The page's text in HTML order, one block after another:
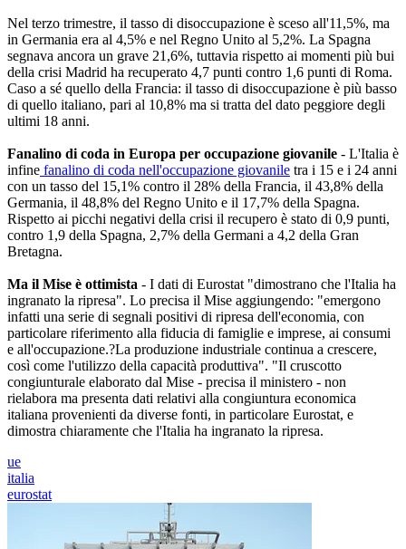
Nel terzo trimestre, il tasso di disoccupazione è sceso all'11,5%, ma
in Germania era al 4,5% e nel Regno Unito al 5,2%. La Spagna
segnava ancora un grave 21,6%, tuttavia rispetto ai momenti più bui
della crisi Madrid ha recuperato 4,7 punti contro 1,6 punti di Roma.
Caso a sé quello della Francia: il tasso di disoccupazione è più basso
di quello italiano, pari al 10,8% ma si tratta del dato peggiore degli
ultimi 18 anni.
Fanalino di coda in Europa per occupazione giovanile - L'Italia è
infine fanalino di coda nell'occupazione giovanile tra i 15 e i 24 anni
con un tasso del 15,1% contro il 28% della Francia, il 43,8% della
Germania, il 48,8% del Regno Unito e il 17,7% della Spagna.
Rispetto ai picchi negativi della crisi il recupero è stato di 0,9 punti,
contro 1,9 della Spagna, 2,7% della Germani a 4,2 della Gran
Bretagna.
Ma il Mise è ottimista - I dati di Eurostat "dimostrano che l'Italia ha
ingranato la ripresa". Lo precisa il Mise aggiungendo: "emergono
infatti una serie di segnali positivi di ripresa dell'economia, con
particolare riferimento alla fiducia di famiglie e imprese, ai consumi
e all'occupazione.?La produzione industriale continua a crescere,
così come l'utilizzo della capacità produttiva". "Il cruscotto
congiunturale elaborato dal Mise - precisa il ministero - non
rielabora ma presenta dati relativi alla congiuntura economica
italiana provenienti da diverse fonti, in particolare Eurostat, e
dimostra chiaramente che l'Italia ha ingranato la ripresa.
ue
italia
eurostat